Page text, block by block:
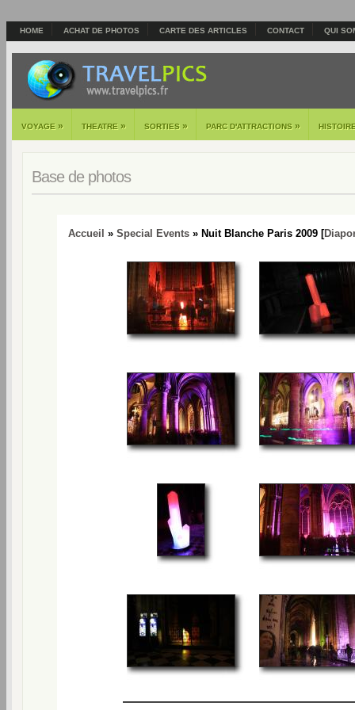
HOME ACHAT DE PHOTOS CARTE DES ARTICLES CONTACT QUI
VOYAGE » THEATRE » SORTIES » PARC D'ATTRACTIONS »
Base de photos
Accueil » Special Events » Nuit Blanche Paris 2009 [